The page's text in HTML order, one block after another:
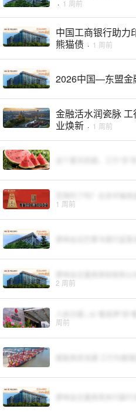
· 1 周前
中国工商银行助力
熊猫债 · 1 周前
2026中国—东盟金
金融活水润瓷脉
业焕新 · 1 周前
1 周前
2 周前
周前